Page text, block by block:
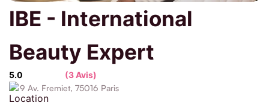
IBE - International
Beauty Expert
5.0
(3 Avis)
9 Av. Fremiet, 75016 Paris